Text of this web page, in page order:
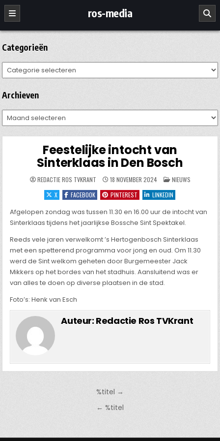
Ga
naar
de
inhoud
ros-media
Categorieën
Categorieën
Archieven
Archieven
Feestelijke intocht van
Sinterklaas in Den Bosch
REDACTIE ROS TVKRANT 18 NOVEMBER 2024 GEPLAATST
IN
NIEUWS
X
FACEBOOK PINTEREST LINKEDIN
Afgelopen zondag was tussen 11.30 en 16.00 uur de intocht van
Sinterklaas tijdens het jaarlijkse Bossche Sint Spektakel.
Reeds vele jaren verwelkomt ’s Hertogenbosch Sinterklaas
met een spetterend programma voor jong en oud. Om 11.30
werd de Sint welkom geheten door Burgemeester Jack
Mikkers op het bordes van het stadhuis. Aansluitend was er
van alles te doen op diverse plaatsen in de stad.
Foto’s: Henk van Esch
Auteur: Redactie Ros TVKrant
%titel →
← %titel